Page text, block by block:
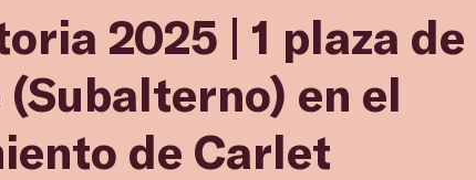
2025 | 1 plaza de
en el
de Carlet